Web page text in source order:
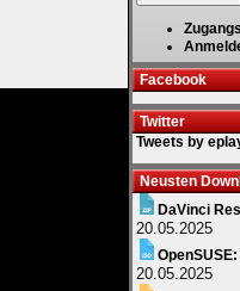
Facebook
Twitter
Tweets by
Neusten
DaVinci
20.05.2025
20.05.2025